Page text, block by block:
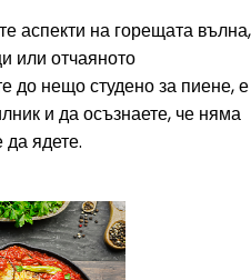
аспекти на горещата вълна,
или отчаяното
до нещо студено за пиене, е
и да осъзнаете, че няма
ядете.